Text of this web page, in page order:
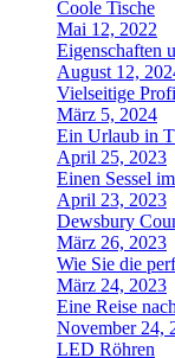
Coole Tische
Mai 12, 2022
Eigenschaften
August 12,
Vielseitige
März 5, 2024
Ein Urlaub in
April 25, 2023
Einen Sessel
April 23, 2023
Dewsbury
März 26, 2023
Wie Sie die
März 24, 2023
Eine Reise
November 24,
LED Röhren